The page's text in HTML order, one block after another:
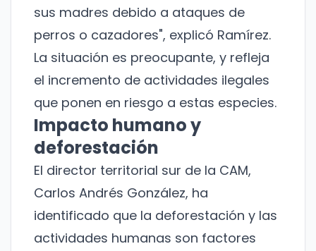
sus madres debido a ataques de
perros o cazadores", explicó Ramírez.
La situación es preocupante, y refleja
el incremento de actividades ilegales
que ponen en riesgo a estas especies.
Impacto humano y
deforestación
El director territorial sur de la CAM,
Carlos Andrés González, ha
identificado que la deforestación y las
actividades humanas son factores